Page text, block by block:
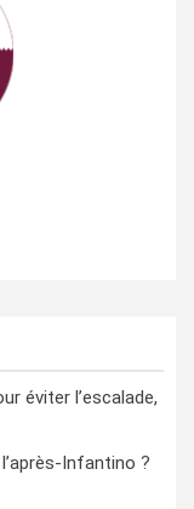
éviter l’escalade,
Infantino ?